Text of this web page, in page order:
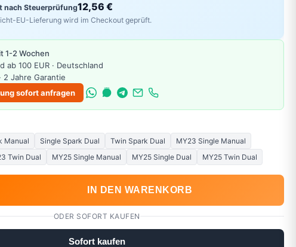
nach Steuerprüfung12,56 €
EU-Lieferung wird im Checkout geprüft.
1-2 Wochen
ab 100 EUR · Deutschland
2 Jahre Garantie
sofort anfragen
Manual Single Spark Dual Twin Spark Dual
MY23 Single Manual
Twin Dual MY25 Single Manual MY25 Single Dual MY25 Twin Dual
IN DEN WARENKORB
ODER SOFORT KAUFEN
Sofort kaufen